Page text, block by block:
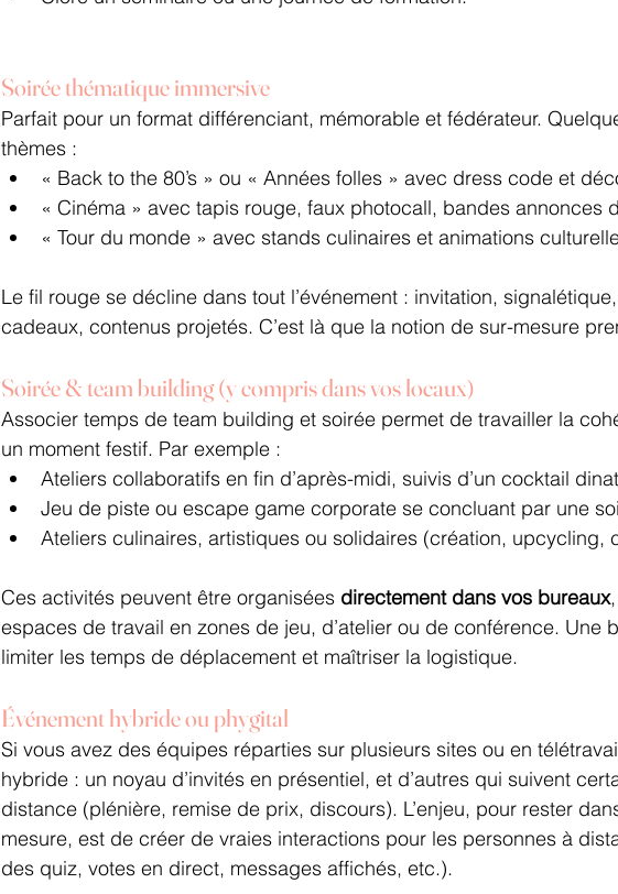
Soirée thématique immersive
Parfait pour un format différenciant, mémorable et fédérateur.
thèmes :
« Back to the 80’s » ou « Années folles » avec dress code et
« Cinéma » avec tapis rouge, faux photocall, bandes annonces
« Tour du monde » avec stands culinaires et animations
Le fil rouge se décline dans tout l’événement : invitation,
cadeaux, contenus projetés. C’est là que la notion de sur-mesure
Soirée & team building (y compris dans vos locaux)
Associer temps de team building et soirée permet de travailler la
un moment festif. Par exemple :
Ateliers collaboratifs en fin d’après-midi, suivis d’un cocktail
Jeu de piste ou escape game corporate se concluant par une
Ateliers culinaires, artistiques ou solidaires (création,
Ces activités peuvent être organisées directement dans vos bureaux
espaces de travail en zones de jeu, d’atelier ou de conférence. Une
limiter les temps de déplacement et maîtriser la logistique.
Événement hybride ou phygital
Si vous avez des équipes réparties sur plusieurs sites ou en
hybride : un noyau d’invités en présentiel, et d’autres qui suivent
distance (plénière, remise de prix, discours). L’enjeu, pour rester
mesure, est de créer de vraies interactions pour les personnes à
des quiz, votes en direct, messages affichés, etc.).